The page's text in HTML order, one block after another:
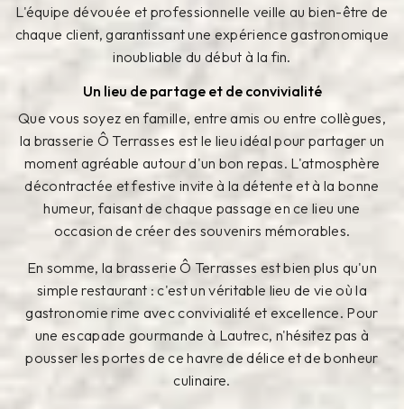
L'équipe dévouée et professionnelle veille au bien-être de
chaque client, garantissant une expérience gastronomique
inoubliable du début à la fin.
Un lieu de partage et de convivialité
Que vous soyez en famille, entre amis ou entre collègues,
la brasserie Ô Terrasses est le lieu idéal pour partager un
moment agréable autour d'un bon repas. L'atmosphère
décontractée et festive invite à la détente et à la bonne
humeur, faisant de chaque passage en ce lieu une
occasion de créer des souvenirs mémorables.
En somme, la brasserie Ô Terrasses est bien plus qu'un
simple restaurant : c'est un véritable lieu de vie où la
gastronomie rime avec convivialité et excellence. Pour
une escapade gourmande à Lautrec, n'hésitez pas à
pousser les portes de ce havre de délice et de bonheur
culinaire.